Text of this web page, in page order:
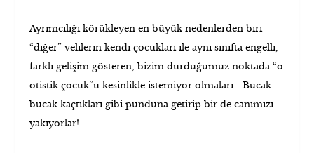
Ayrımcılığı körükleyen en büyük nedenlerden biri
“diğer” velilerin kendi çocukları ile aynı sınıfta engelli,
farklı gelişim gösteren, bizim durduğumuz noktada “o
otistik çocuk”u kesinlikle istemiyor olmaları… Bucak
bucak kaçtıkları gibi punduna getirip bir de canımızı
yakıyorlar!